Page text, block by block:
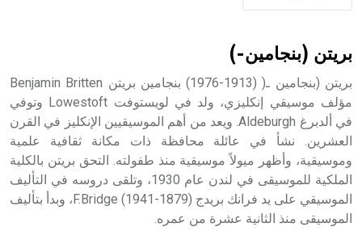
بريتن (بنجامين-)
بريتن (بنجامين ـ( (1913-1976) بنجامين بريتن Benjamin Britten
مؤلف موسيقي إنكليزي، ولد في لويستوفت Lowestoft وتوفي
في ألدبرغ Aldeburgh. ويعد من أهم الموسيقيين الإنكليز في القرن
العشرين. نشأ في عائلة محافظة ذات مكانة ثقافية علمية
وموسيقية، وأظهر ميولاً موسيقية منذ طفولته. التحق بريتن بالكلية
الملكية للموسيقى في لندن عام 1930، وتلقى دروسه في التأليف
الموسيقي على يد فرانك بريدج (1879-1941) F.Bridge، وبدأ بتأليف
الموسيقى منذ الثانية عشرة من عمره.